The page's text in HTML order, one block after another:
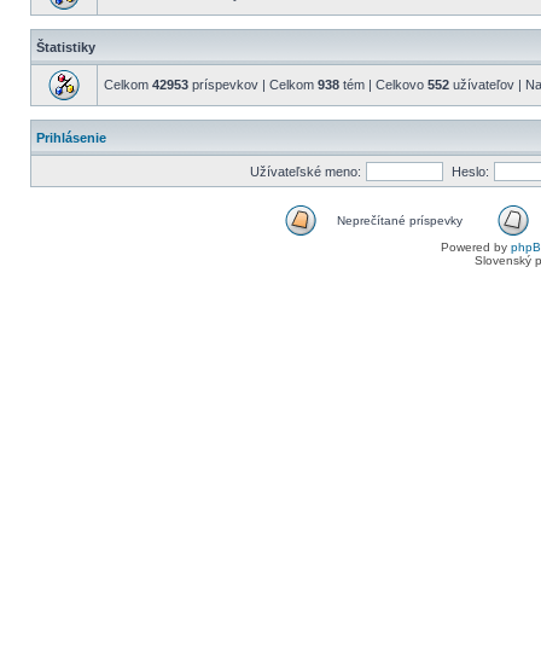
Štatistiky
Celkom 42953 príspevkov | Celkom 938 tém | Celkovo 552 užívateľov |
Prihlásenie
Užívateľské meno: Heslo:
Neprečítané príspevky
Powered by
Slovenský